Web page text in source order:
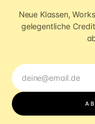
Neue Klassen,
gelegentliche